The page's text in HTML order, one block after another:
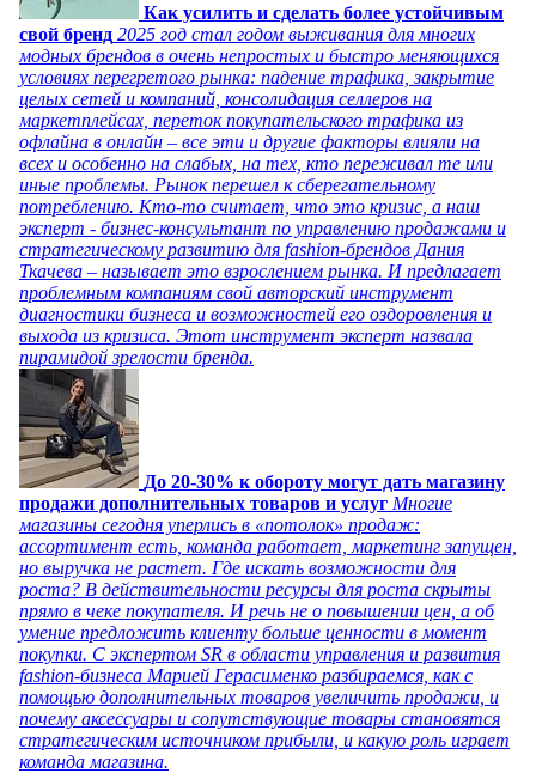
Как усилить и сделать более устойчивым
свой бренд 2025 год стал годом выживания для многих
модных брендов в очень непростых и быстро меняющихся
условиях перегретого рынка: падение трафика, закрытие
целых сетей и компаний, консолидация селлеров на
маркетплейсах, переток покупательского трафика из
офлайна в онлайн – все эти и другие факторы влияли на
всех и особенно на слабых, на тех, кто переживал те или
иные проблемы. Рынок перешел к сберегательному
потреблению. Кто-то считает, что это кризис, а наш
эксперт - бизнес-консультант по управлению продажами и
стратегическому развитию для fashion-брендов Дания
Ткачева – называет это взрослением рынка. И предлагает
проблемным компаниям свой авторский инструмент
диагностики бизнеса и возможностей его оздоровления и
выхода из кризиса. Этот инструмент эксперт назвала
пирамидой зрелости бренда.
До 20-30% к обороту могут дать магазину
продажи дополнительных товаров и услуг Многие
магазины сегодня уперлись в «потолок» продаж:
ассортимент есть, команда работает, маркетинг запущен,
но выручка не растет. Где искать возможности для
роста? В действительности ресурсы для роста скрыты
прямо в чеке покупателя. И речь не о повышении цен, а об
умение предложить клиенту больше ценности в момент
покупки. С экспертом SR в области управления и развития
fashion-бизнеса Марией Герасименко разбираемся, как с
помощью дополнительных товаров увеличить продажи, и
почему аксессуары и сопутствующие товары становятся
стратегическим источником прибыли, и какую роль играет
команда магазина.